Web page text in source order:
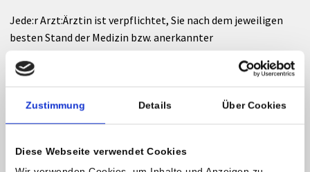
Zustimmung Details Über Cookies
Diese Webseite verwendet Cookies
Jede:r Arzt:Ärztin ist verpflichtet, Sie nach dem jeweiligen
besten Stand der Medizin bzw. anerkannter
Behandlungsmethoden und unter Beachtung der
bestmöglichen Schmerztherapie zu betreuen. Für den Fall,
dass eine entsprechende Versorgung nicht gewährleistet
werden kann, muss sichergestellt sein, dass der:die Patient:in
mit seiner:ihrer Zustimmung in eine geeignete